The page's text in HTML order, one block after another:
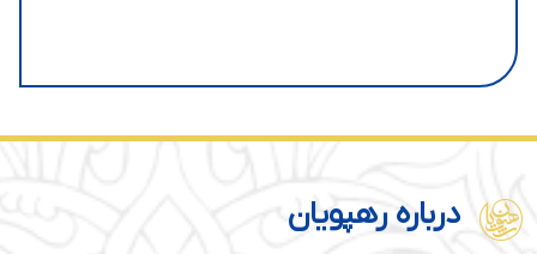
درباره رهپویان